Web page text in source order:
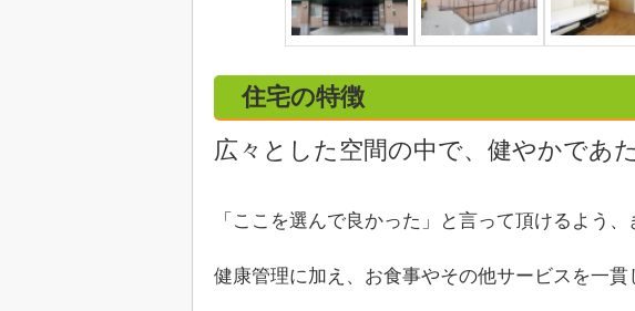
住宅の特徴
広々とした空間の中で、健やかであ
「ここを選んで良かった」と言って頂けるよう
健康管理に加え、お食事やその他サービスを一